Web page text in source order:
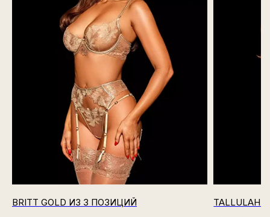
BRITT GOLD ИЗ 3 ПОЗИЦИЙ TALLULAH